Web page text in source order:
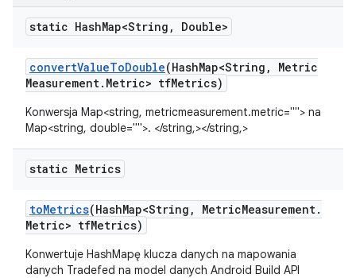
static HashMap<String , Double>
convertValueToDouble(HashMap<String ,
Metric
Measurement. Metric> tfMetrics)
Konwersja Map<string, metricmeasurement.metric=""> na
Map<string, double="">. </string,></string,>
static Metrics
toMetrics(HashMap<String , MetricMeasurement.
Metric> tfMetrics)
Konwertuje HashMapę klucza danych na mapowania
danych Tradefed na model danych Android Build API